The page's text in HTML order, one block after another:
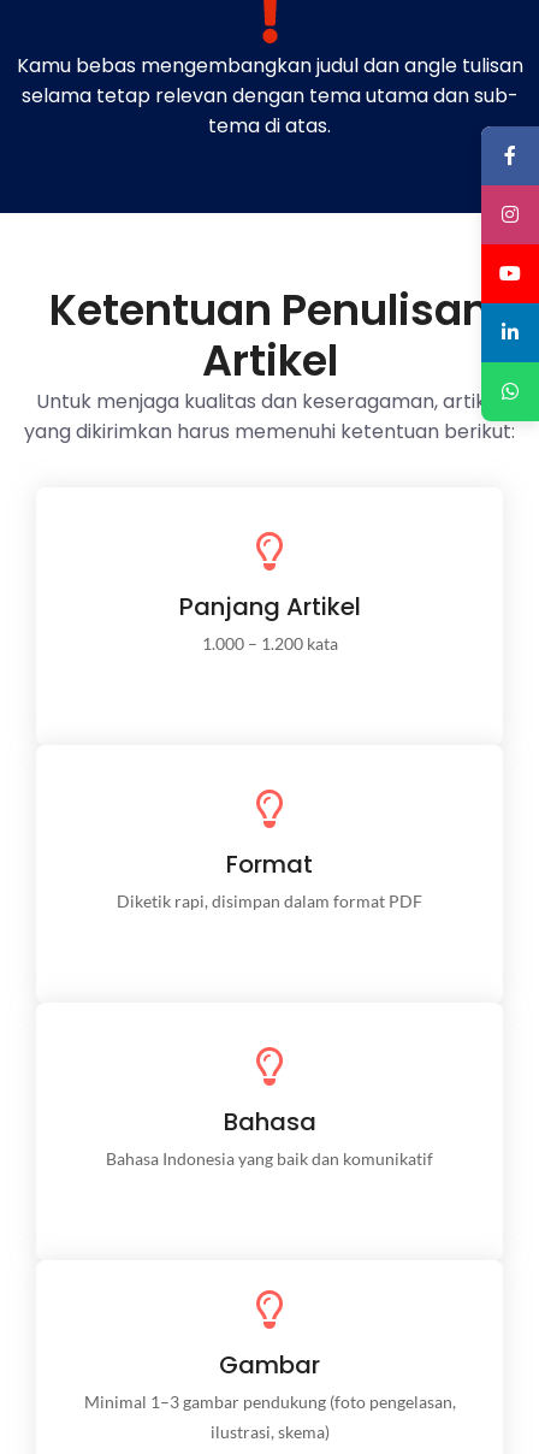
Kamu bebas mengembangkan judul dan angle tulisan
selama tetap relevan dengan tema utama dan sub-
tema di atas.
Ketentuan Penulisan
Artikel
Untuk menjaga kualitas dan keseragaman, artikel
yang dikirimkan harus memenuhi ketentuan berikut:
Panjang Artikel
1.000 – 1.200 kata
Project
Penggunaan kawat las INTIWI/KOBELCO di proyek
Format
Diketik rapi, disimpan dalam format PDF
Inspiratif
produk INTIWI berperan dalam kehidupan sehari-
hari dan industri.
Bahasa
Bahasa Indonesia yang baik dan komunikatif
Berbasis Data
Dilengkapi contoh kasus, studi singkat, atau
Gambar
Minimal 1–3 gambar pendukung (foto pengelasan,
ilustrasi, skema)